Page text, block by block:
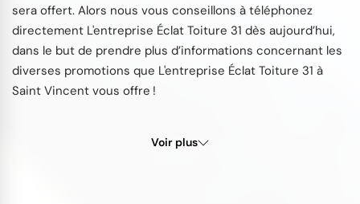
sera offert. Alors nous vous conseillons à téléphonez
directement L'entreprise Éclat Toiture 31 dès aujourd’hui,
dans le but de prendre plus d’informations concernant les
diverses promotions que L'entreprise Éclat Toiture 31 à
Saint Vincent vous offre !
Voir plus